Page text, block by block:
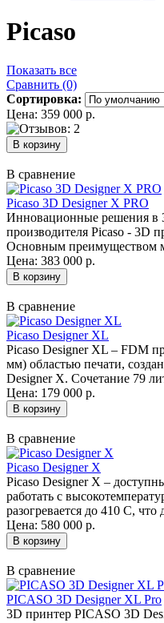
Picaso
Показать все
Сравнить (0)
Сортировка:
Цена: 359 000 р.
В сравнение
Picaso 3D Designer X PRO
Инновационные решения в
производителя Picaso - 3D
Основным преимуществом
Цена: 383 000 р.
В сравнение
Picaso Designer XL
Picaso Designer XL – FDM
мм) областью печати,
Designer X. Сочетание 79
Цена: 179 000 р.
В сравнение
Picaso Designer X
Picaso Designer X –
работать с
разогревается до 410 С, что
Цена: 580 000 р.
В сравнение
PICASO 3D Designer XL Pro
3D принтер PICASO 3D